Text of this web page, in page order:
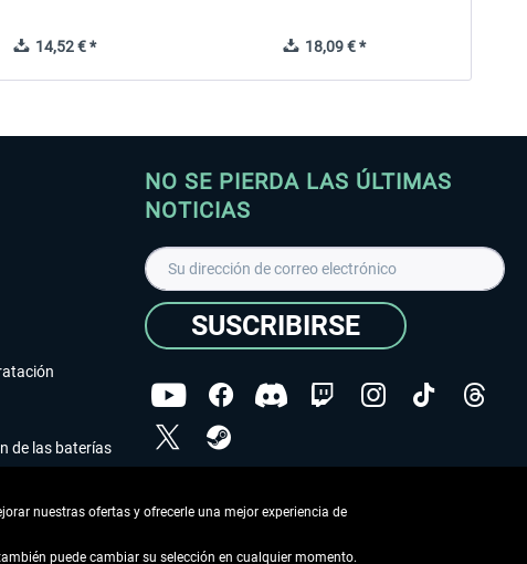
14,52 € * 18,09 € *
de las baterías
NO SE PIERDA LAS ÚLTIMAS
NOTICIAS
SUSCRIBIRSE
Copyright © Aerosoft GmbH - Todos los derechos
nuestras ofertas y ofrecerle una mejor experiencia de
puede cambiar su selección en cualquier momento.